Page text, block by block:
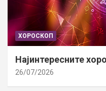
ХОРОСКОП
Најинтересните
26/07/2026